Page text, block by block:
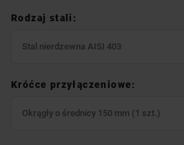
Rodzaj stali:
Stal nierdzewna AISI 403
Króćce przyłączeniowe:
Okrągły o średnicy 150 mm (1 szt.)